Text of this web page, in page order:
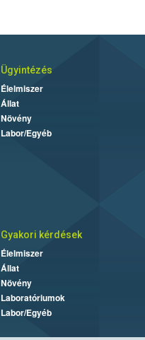
Ügyintézés
Élelmiszer
Állat
Növény
Labor/Egyéb
Gyakori kérdések
Élelmiszer
Állat
Növény
Laboratóriumok
Labor/Egyéb